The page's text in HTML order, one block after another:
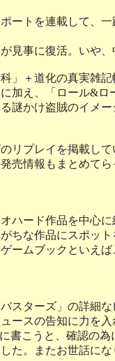
ートを連載して、
見事に復活。いや
」＋道化の真実雑記
加え、「ロール&ロ
謎かけ盗賊のイメ
リプレイを掲載して
売情報もまとめて
ハード作品を中心
ちな作品にスポッ
ームブックといえ
スターズ」の詳細
ースの告知に力を
書こうと、確認の
た。またお世話に